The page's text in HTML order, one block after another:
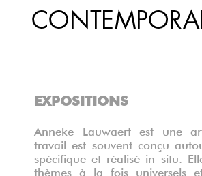
EXPOSITIONS
Anneke Lauwaert est une
travail est souvent conçu
spécifique et réalisé in situ.
thèmes à la fois universels